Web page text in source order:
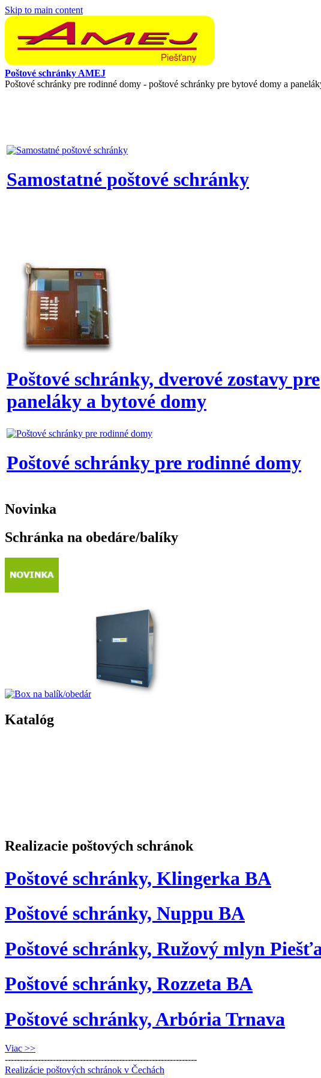
Skip to main content
Poštové schránky AMEJ
Poštové schránky pre rodinné domy - poštové schránky pre bytové domy a
Samostatné poštové schránky
Poštové schránky, dverové zostavy pre
paneláky a bytové domy
Poštové schránky pre rodinné domy
Novinka
Schránka na obedáre/balíky
Katalóg
Realizacie poštových schránok
Poštové schránky, Klingerka BA
Poštové schránky, Nuppu BA
Poštové schránky, Ružový mlyn
Poštové schránky, Rozzeta BA
Poštové schránky, Arbória Trnava
Viac >>
----------------------------------------------------------------
Realizácie poštových schránok v Čechách